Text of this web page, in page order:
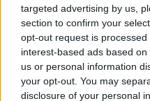
targeted advertising by us,
section to confirm your
opt-out request is
interest-based ads based
us or personal information
your opt-out. You may
disclosure of your personal